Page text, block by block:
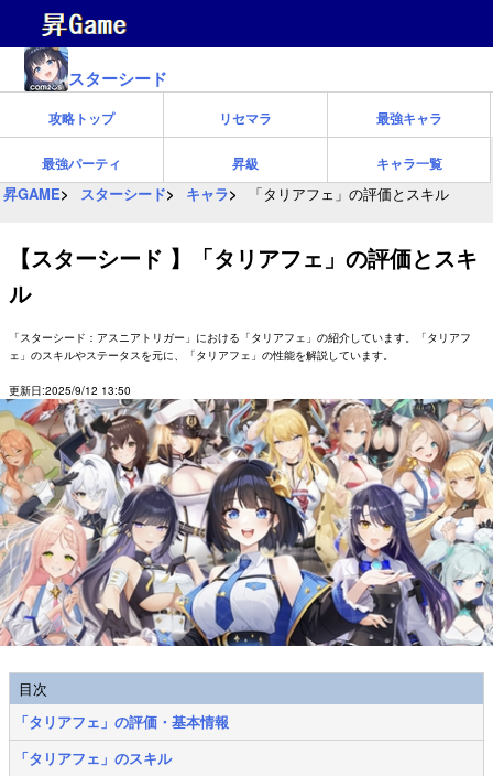
スターシード
攻略トップ リセマラ 最強キャラ
最強パーティ 昇級 キャラ一覧
昇GAME スターシード キャラ 「タリアフェ」の評価とスキル
【スターシード 】「タリアフェ」の評価とスキ
ル
「スターシード：アスニアトリガー」における「タリアフェ」の紹介しています。「タリアフ
ェ」のスキルやステータスを元に、「タリアフェ」の性能を解説しています。
更新日:2025/9/12 13:50
目次
「タリアフェ」の評価・基本情報
「タリアフェ」のスキル